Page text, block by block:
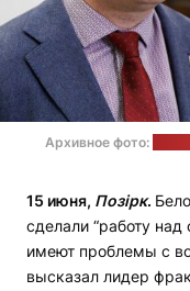
Архивное фото:
15 июня, Позірк.
сделали “работу
имеют проблемы с
высказал лидер